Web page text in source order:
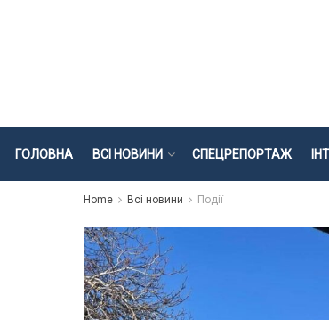
ГОЛОВНА ВСІ НОВИНИ СПЕЦРЕПОРТАЖ
Home Всі новини Події